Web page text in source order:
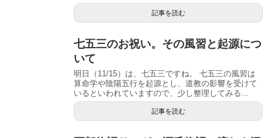
記事を読む
七五三のお祝い。その風習と起源につ
いて
明日（11/15）は、七五三ですね。 七五三の風習は
算命学や陰陽五行を起源とし、道教の影響を受けて
いるといわれていますので、少し整理してみる...
記事を読む